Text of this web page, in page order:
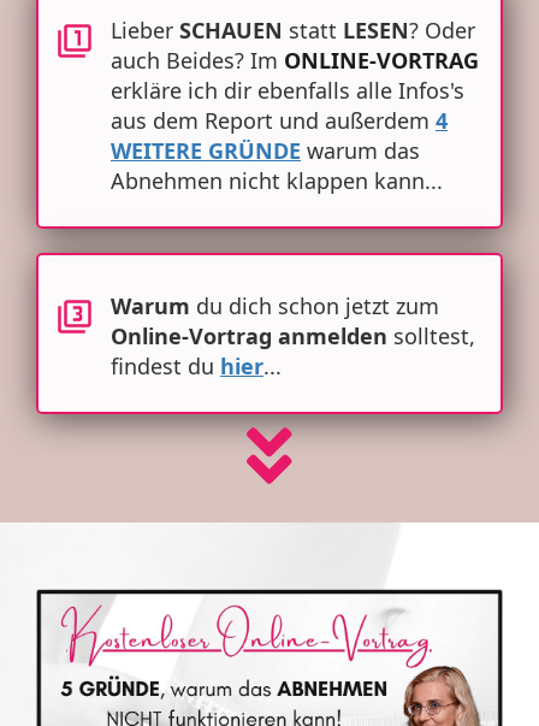
Lieber SCHAUEN statt LESEN? Oder
auch Beides? Im ONLINE-VORTRAG
erkläre ich dir ebenfalls alle Infos's
aus dem Report und außerdem 4
WEITERE GRÜNDE warum das
Abnehmen nicht klappen kann...
Warum du dich schon jetzt zum
Online-Vortrag anmelden solltest,
findest du hier...